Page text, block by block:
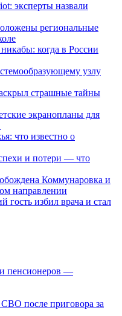
эксперты назвали
региональные
когда в России
узлу
страшные тайны
экранопланы для
что известно о
и потери — что
Коммунаровка и
направлении
избил врача и стал
пенсионеров —
СВО после приговора за